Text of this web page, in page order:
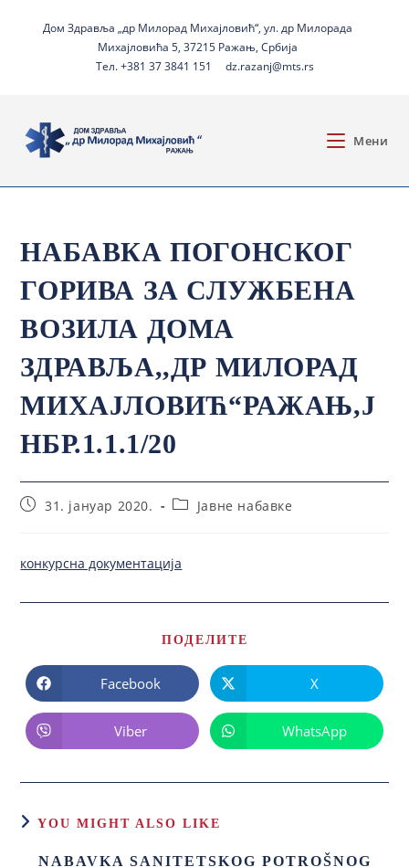
Дом Здравља „др Милорад Михајловић“, ул. др Милорада
Михајловића 5, 37215 Ражањ, Србија
Тел. +381 37 3841 151
dz.razanj@mts.rs
Мени
НАБАВКА ПОГОНСКОГ
ГОРИВА ЗА СЛУЖБЕНА
ВОЗИЛА ДОМА
ЗДРАВЉА,,ДР МИЛОРАД
МИХАЈЛОВИЋ“РАЖАЊ,Ј
НБР.1.1.1/20
31. јануар 2020. Јавне набавке
конкурсна документација
ПОДЕЛИТЕ
Facebook X
Viber WhatsApp
YOU MIGHT ALSO LIKE
NABAVKA SANITETSKOG POTROŠNOG